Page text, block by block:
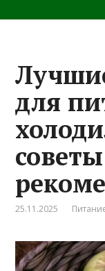
для
25.11.2025